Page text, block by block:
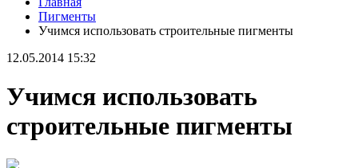
Пигменты
Учимся использовать строительные пигменты
12.05.2014 15:32
Учимся использовать
строительные пигменты